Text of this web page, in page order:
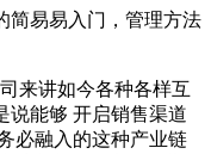
易易入门，管理方法
来讲如今各种各样互
说能够 开启销售渠道
必融入的这种产业链